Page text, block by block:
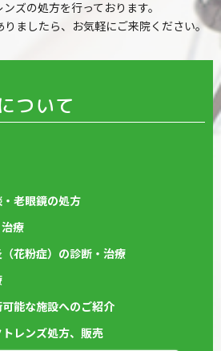
ズの処方を行っております。
ましたら、お気軽にご来院ください。
ついて
老眼鏡の処方
療
花粉症）の診断・治療
能な施設へのご紹介
レンズ処方、販売